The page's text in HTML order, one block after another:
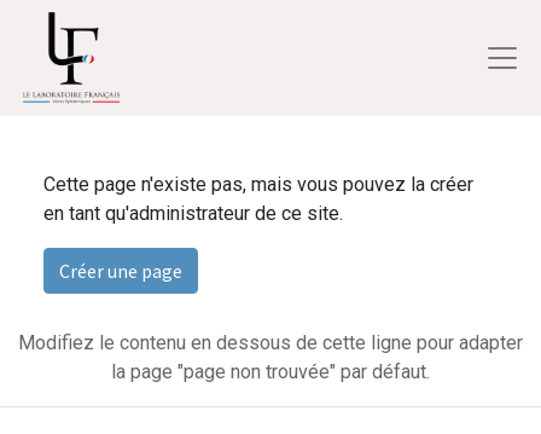
Cette page n'existe pas, mais vous pouvez la créer
en tant qu'administrateur de ce site.
Créer une page
Modifiez le contenu en dessous de cette ligne pour adapter
la page "page non trouvée" par défaut.